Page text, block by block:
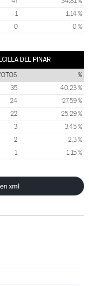
1 1,14 %
0 0 %
DEL PINAR
%
35 40,23 %
24 27,59 %
22 25,29 %
3 3,45 %
2 2,3 %
1 1,15 %
xml